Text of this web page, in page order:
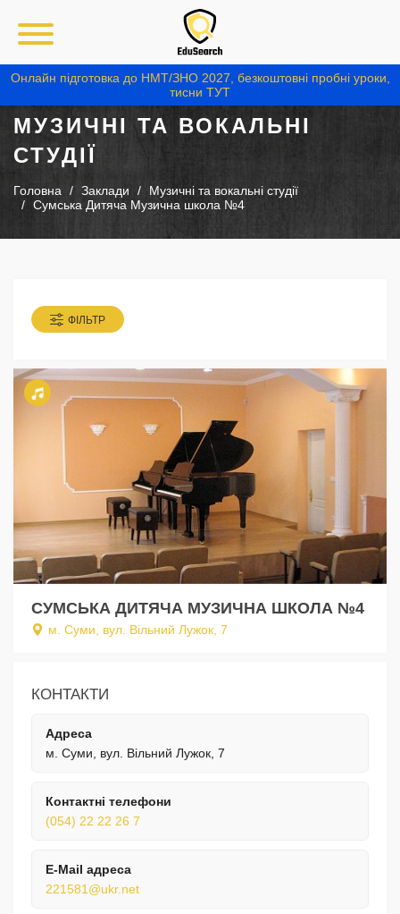
Онлайн підготовка до НМТ/ЗНО 2027, безкоштовні пробні уроки,
тисни ТУТ
МУЗИЧНІ ТА ВОКАЛЬНІ
СТУДІЇ
Головна Заклади
Музичні та вокальні студії
Сумська Дитяча Музична школа №4
ФІЛЬТР
СУМСЬКА ДИТЯЧА МУЗИЧНА ШКОЛА №4
м. Суми, вул. Вільний Лужок, 7
КОНТАКТИ
Адреса
м. Суми, вул. Вільний Лужок, 7
Контактні телефони
(054) 22 22 26 7
E-Mail адреса
221581@ukr.net